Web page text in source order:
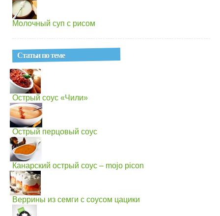
Молочный суп с рисом
Статьи по теме
Острый соус «Чили»
Острый перцовый соус
Канарский острый соус – mojo picon
Веррины из семги с соусом цацики